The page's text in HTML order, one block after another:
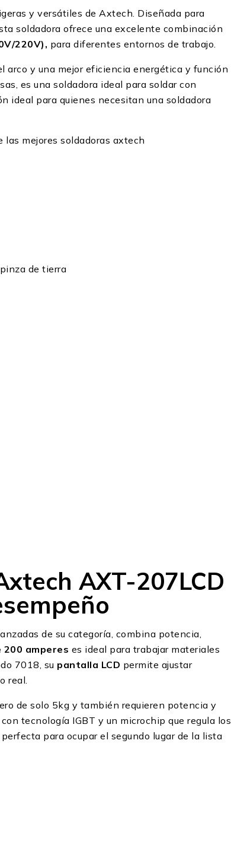
y versátiles de Axtech. Diseñada para
soldadora ofrece una excelente combinación
220V), para diferentes entornos de trabajo.
arco y una mejor eficiencia energética y función
es una soldadora ideal para soldar con
ideal para quienes necesitan una soldadora
mejores soldadoras axtech
de tierra
AXT-207LCD
de su categoría, combina potencia,
200 amperes es ideal para trabajar materiales
7018, su pantalla LCD permite ajustar
real.
de solo 5kg y también requieren potencia y
tecnología IGBT y un microchip que regula los
para ocupar el segundo lugar de la lista